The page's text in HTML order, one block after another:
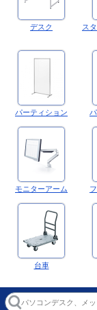
デスク
ス
パーティション
モニターアーム
台車